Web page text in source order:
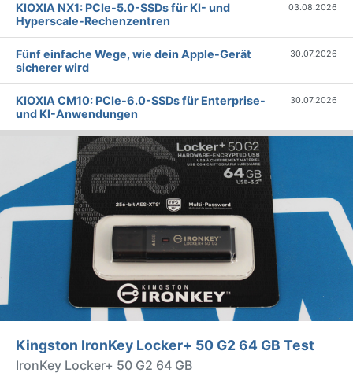
KIOXIA NX1: PCIe-5.0-SSDs für KI- und
Hyperscale-Rechenzentren
03.08.2026
Fünf einfache Wege, wie dein Apple-Gerät
sicherer wird
30.07.2026
KIOXIA CM10: PCIe-6.0-SSDs für Enterprise-
und KI-Anwendungen
30.07.2026
Kingston IronKey Locker+ 50 G2 64 GB Test
IronKey Locker+ 50 G2 64 GB